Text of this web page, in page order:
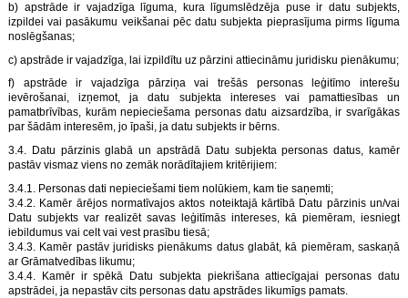
b) apstrāde ir vajadzīga līguma, kura līgumslēdzēja puse ir datu subjekts,
izpildei vai pasākumu veikšanai pēc datu subjekta pieprasījuma pirms līguma
noslēgšanas;
c) apstrāde ir vajadzīga, lai izpildītu uz pārzini attiecināmu juridisku pienākumu;
f) apstrāde ir vajadzīga pārziņa vai trešās personas leģitīmo interešu
ievērošanai, izņemot, ja datu subjekta intereses vai pamattiesības un
pamatbrīvības, kurām nepieciešama personas datu aizsardzība, ir svarīgākas
par šādām interesēm, jo īpaši, ja datu subjekts ir bērns.
3.4. Datu pārzinis glabā un apstrādā Datu subjekta personas datus, kamēr
pastāv vismaz viens no zemāk norādītajiem kritērijiem:
3.4.1. Personas dati nepieciešami tiem nolūkiem, kam tie saņemti;
3.4.2. Kamēr ārējos normatīvajos aktos noteiktajā kārtībā Datu pārzinis un/vai
Datu subjekts var realizēt savas leģitīmās intereses, kā piemēram, iesniegt
iebildumus vai celt vai vest prasību tiesā;
3.4.3. Kamēr pastāv juridisks pienākums datus glabāt, kā piemēram, saskaņā
ar Grāmatvedības likumu;
3.4.4. Kamēr ir spēkā Datu subjekta piekrišana attiecīgajai personas datu
apstrādei, ja nepastāv cits personas datu apstrādes likumīgs pamats.